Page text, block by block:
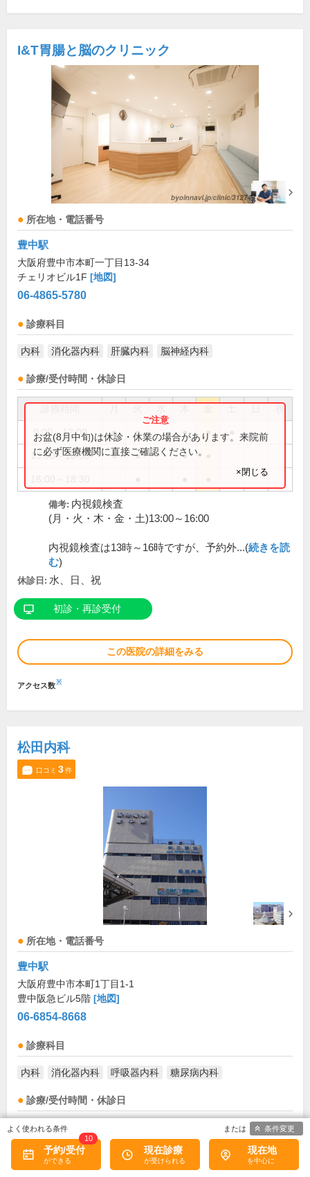
I&T胃腸と脳のクリニック
所在地・電話番号
豊中駅
大阪府豊中市本町一丁目13-34
チェリオビル1F [地図]
06-4865-5780
診療科目
内科 消化器内科 肝臓内科 脳神経内科
診療/受付時間・休診日
祝
9:00～12:00 ● ● ● ●
13:00～16:00 ● ● ●
お盆(8月中旬)は休診・休業の場合があります。来院前
に必ず医療機関に直接ご確認ください。
×閉じる
備考: 内視鏡検査
(月・火・木・金・土)13:00～16:00
内視鏡検査は13時～16時ですが、予約外...(続きを読
む)
休診日: 水、日、祝
初診・再診受付
この医院の詳細をみる
アクセス数※
松田内科
口コミ 3件
所在地・電話番号
豊中駅
大阪府豊中市本町1丁目1-1
豊中阪急ビル5階 [地図]
06-6854-8668
診療科目
内科 消化器内科 呼吸器内科 糖尿病内科
診療/受付時間・休診日
診療時間 土 日 祝
9:00～12:30 ● ●
お盆(8月中旬)は休診・休業の場合があります。来院前
に必ず医療機関に直接ご確認ください。
予約/受付
10
現在診療 現在地
条件変更